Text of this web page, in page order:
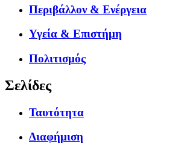
Περιβάλλον & Ενέργεια
Υγεία & Επιστήμη
Πολιτισμός
Σελίδες
Ταυτότητα
Διαφήμιση